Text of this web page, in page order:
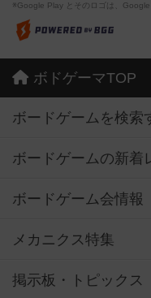
※Google Play とそのロゴは、Google
ボドゲーマTOP
ボードゲームを検索
ボードゲームの新着
ボードゲーム会情報
メカニクス特集
掲示板・トピックス